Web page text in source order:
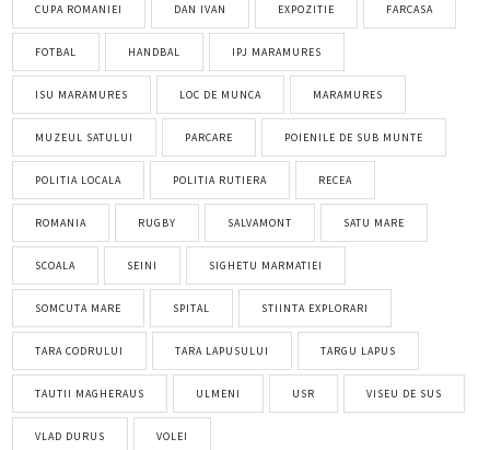
CUPA ROMANIEI DAN IVAN EXPOZITIE FARCASA
FOTBAL HANDBAL IPJ MARAMURES
ISU MARAMURES LOC DE MUNCA MARAMURES
MUZEUL SATULUI PARCARE POIENILE DE SUB MUNTE
POLITIA LOCALA POLITIA RUTIERA RECEA
ROMANIA RUGBY SALVAMONT SATU MARE
SCOALA SEINI SIGHETU MARMATIEI
SOMCUTA MARE SPITAL STIINTA EXPLORARI
TARA CODRULUI TARA LAPUSULUI TARGU LAPUS
TAUTII MAGHERAUS ULMENI USR VISEU DE SUS
VLAD DURUS VOLEI